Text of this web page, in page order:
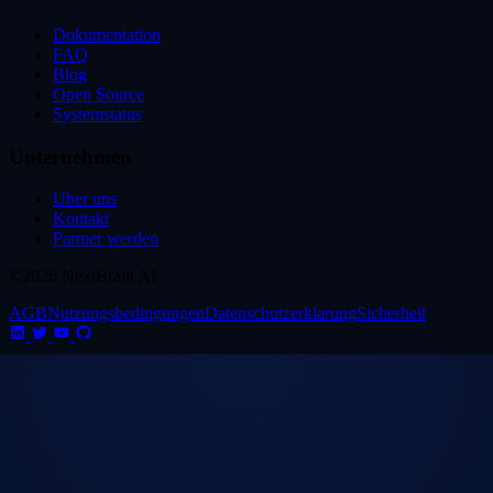
Dokumentation
FAQ
Blog
Open Source
Systemstatus
Uber uns
Kontakt
Partner werden
AGBNutzungsbedingungenDatenschutzerklarungSicherheit